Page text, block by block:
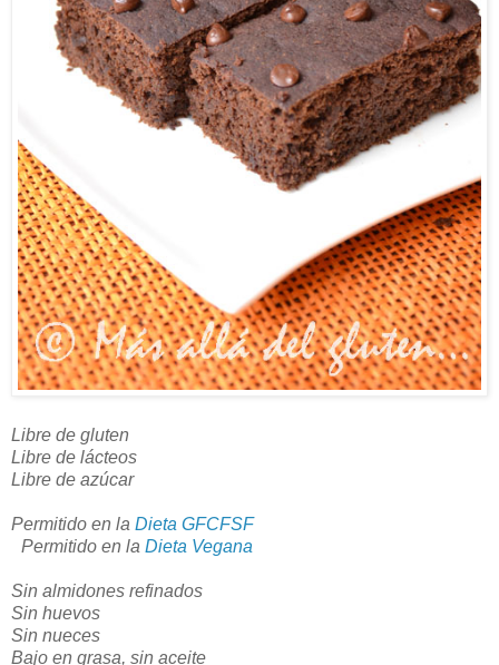
Libre de gluten
Libre de lácteos
Libre de azúcar
Permitido en la Dieta GFCFSF
Permitido en la Dieta Vegana
Sin almidones refinados
Sin huevos
Sin nueces
Bajo en grasa, sin aceite